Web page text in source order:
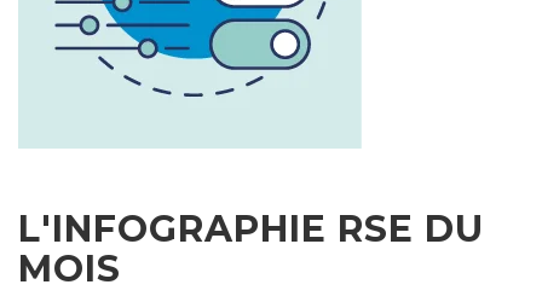
L'INFOGRAPHIE RSE DU
MOIS